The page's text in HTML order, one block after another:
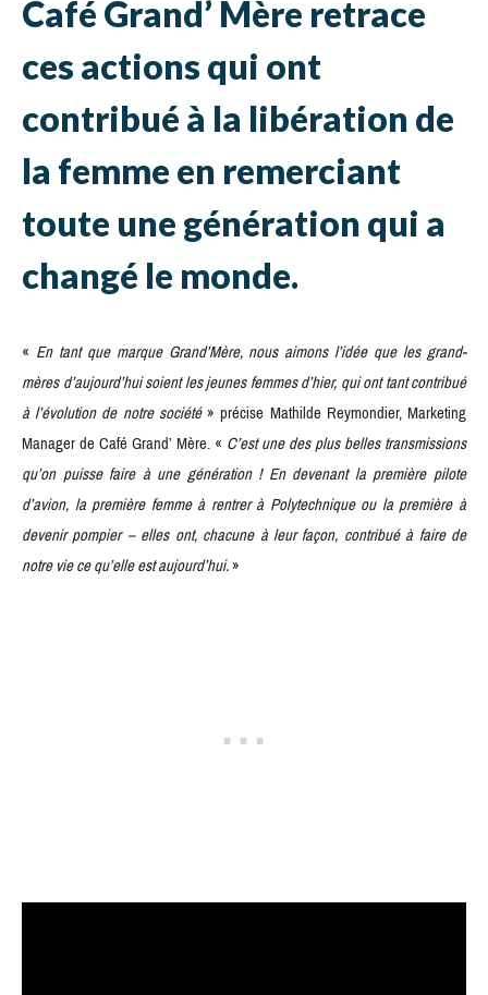
Café Grand’ Mère retrace
ces actions qui ont
contribué à la libération de
la femme en remerciant
toute une génération qui a
changé le monde.
« En tant que marque Grand’Mère, nous aimons l’idée que les grand-
mères d’aujourd’hui soient les jeunes femmes d’hier, qui ont tant contribué
à l’évolution de notre société» précise Mathilde Reymondier, Marketing
Manager de Café Grand’ Mère. « C’est une des plus belles transmissions
qu’on puisse faire à une génération ! En devenant la première pilote
d’avion, la première femme à rentrer à Polytechnique ou la première à
devenir pompier – elles ont, chacune à leur facon, contribué à faire de
notre vie ce qu’elle est aujourd’hui.»